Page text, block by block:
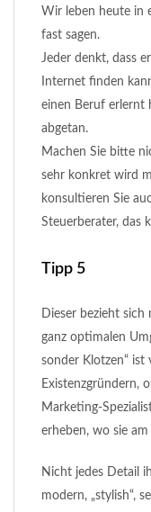
Wir leben heute in
fast sagen.
Jeder denkt, dass
Internet finden
einen Beruf erlernt
abgetan.
Machen Sie bitte
sehr konkret wird
konsultieren Sie
Steuerberater, das
Tipp 5
Dieser bezieht
ganz optimalen
sonder Klotzen“ ist
Existenzgründern,
Marketing-
erheben, wo sie
Nicht jedes Detail
modern, „stylish“,